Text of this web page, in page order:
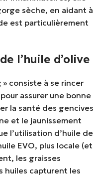
sèche, en aidant à
est particulièrement
l’huile d’olive
» consiste à se rincer
assurer une bonne
la santé des gencives
et le jaunissement
l’utilisation d’huile de
EVO, plus locale (et
les graisses
huiles capturent les